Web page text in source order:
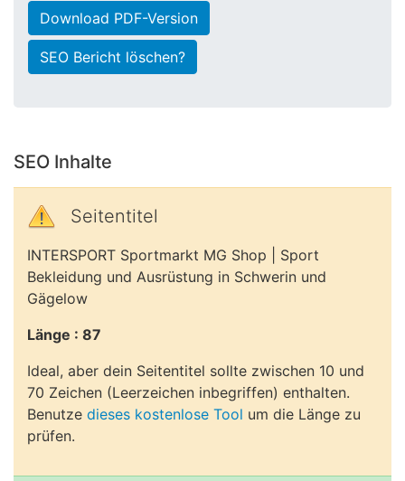
Download PDF-Version
SEO Bericht löschen?
SEO Inhalte
Seitentitel
INTERSPORT Sportmarkt MG Shop | Sport
Bekleidung und Ausrüstung in Schwerin und
Gägelow
Länge : 87
Ideal, aber dein Seitentitel sollte zwischen 10 und
70 Zeichen (Leerzeichen inbegriffen) enthalten.
Benutze dieses kostenlose Tool um die Länge zu
prüfen.